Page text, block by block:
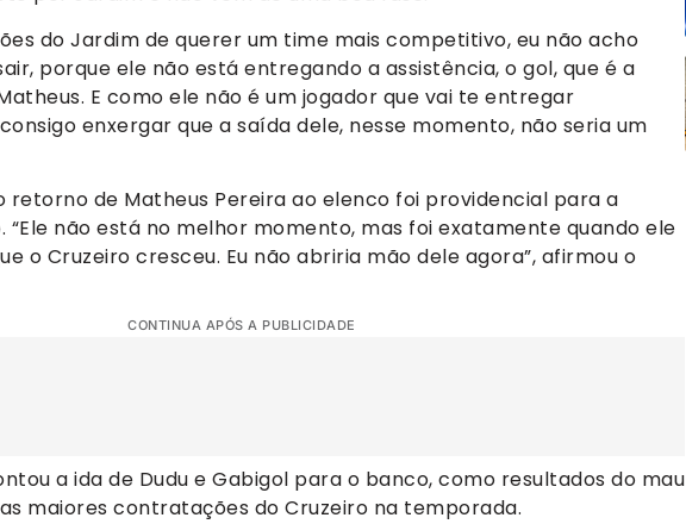
do Jardim de querer um time mais competitivo, eu não acho
porque ele não está entregando a assistência, o gol, que é a
E como ele não é um jogador que vai te entregar
enxergar que a saída dele, nesse momento, não seria um
retorno de Matheus Pereira ao elenco foi providencial para a
“Ele não está no melhor momento, mas foi exatamente quando ele
o Cruzeiro cresceu. Eu não abriria mão dele agora”, afirmou o
CONTINUA APÓS A PUBLICIDADE
a ida de Dudu e Gabigol para o banco, como resultados do mau
maiores contratações do Cruzeiro na temporada.